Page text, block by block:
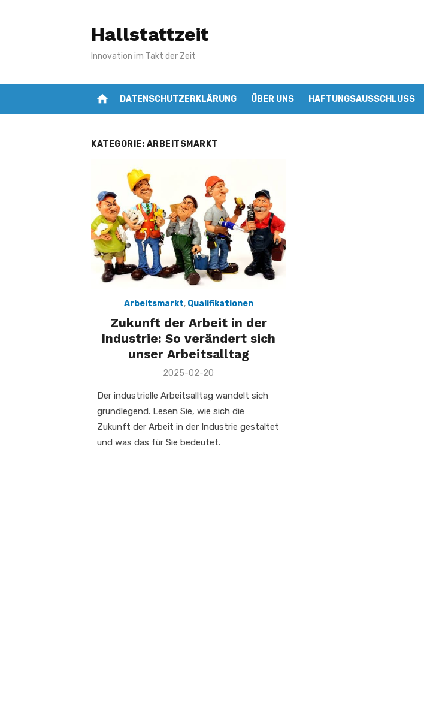
Hallstattzeit
Innovation im Takt der Zeit
home DATENSCHUTZERKLÄRUNG ÜBER UNS HAFTUNGSAUSSCHLUSS
KATEGORIE: ARBEITSMARKT
Arbeitsmarkt, Qualifikationen
Zukunft der Arbeit in der
Industrie: So verändert sich
unser Arbeitsalltag
Veröffentlicht
2025-02-20
Der industrielle Arbeitsalltag wandelt sich
grundlegend. Lesen Sie, wie sich die
Zukunft der Arbeit in der Industrie gestaltet
und was das für Sie bedeutet.